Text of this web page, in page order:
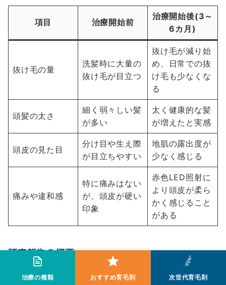
治療の種類 おすすめ育毛剤 次世代育毛剤
項目 治療開始前
治療開始後(3～
6カ月)
抜け毛の量
洗髪時に大量の
抜け毛が目立つ
抜け毛が減り始
め、日常での抜
け毛も少なくな
る
頭髪の太さ
細く弱々しい髪
が多い
太く健康的な髪
が増えたと実感
頭皮の見た目
分け目や生え際
が目立ちやすい
地肌の露出度が
少なく感じる
痛みや違和感
特に痛みはない
が、頭皮が硬い
印象
赤色LED照射に
より頭皮が柔ら
かく感じること
がある
研究報告の概要